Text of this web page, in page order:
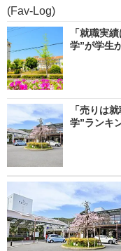
(Fav-Log)
「就職実
学”が学生
「売りは
学”ランキ